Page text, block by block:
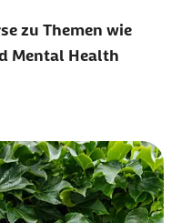
zu Themen wie
Mental Health